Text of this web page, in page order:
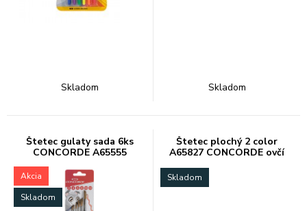
Skladom Skladom
Štetec gulaty sada 6ks
CONCORDE A65555
(2,4,6,8,10,12)
Akcia
Skladom
Štetec plochý 2 color
A65827 CONCORDE ovčí
Skladom